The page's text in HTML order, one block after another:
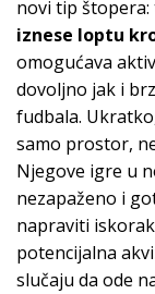
novi tip
iznese loptu
omogućava
dovoljno jak i
fudbala.
samo prostor,
Njegove igre u
nezapaženo i
napraviti
potencijalna
slučaju da ode